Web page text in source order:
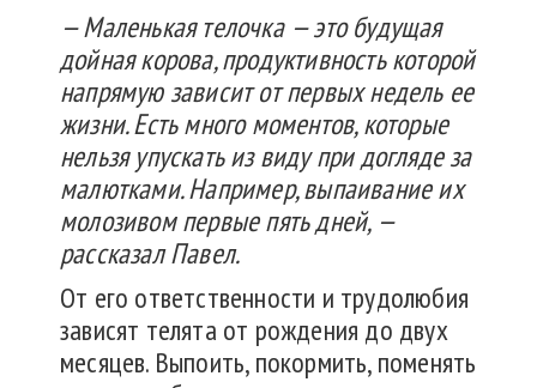
— Маленькая телочка — это будущая
дойная корова, продуктивность которой
напрямую зависит от первых недель ее
жизни. Есть много моментов, которые
нельзя упускать из виду при догляде за
малютками. Например, выпаивание их
молозивом первые пять дней, —
рассказал Павел.
От его ответственности и трудолюбия
зависят телята от рождения до двух
месяцев. Выпоить, покормить, поменять